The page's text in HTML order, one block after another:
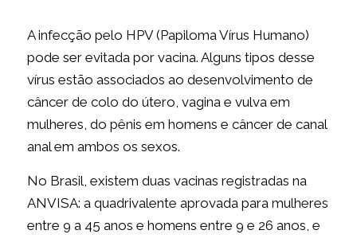
A infecção pelo HPV (Papiloma Vírus Humano)
pode ser evitada por vacina. Alguns tipos desse
vírus estão associados ao desenvolvimento de
câncer de colo do útero, vagina e vulva em
mulheres, do pênis em homens e câncer de canal
anal em ambos os sexos.
No Brasil, existem duas vacinas registradas na
ANVISA: a quadrivalente aprovada para mulheres
entre 9 a 45 anos e homens entre 9 e 26 anos, e